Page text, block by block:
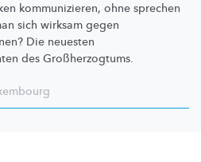
kommunizieren, ohne sprechen
sich wirksam gegen
Die neuesten
des Großherzogtums.